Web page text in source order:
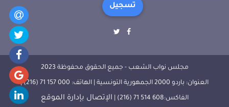
تسجيل
مجلس نواب الشعب - جميع الحقوق محفوظة 2023
العنوان: باردو 2000 الجمهورية التونسية | الهاتف: 000 157 71 (216) |
الفاكس:608 514 71 (216) | الإتصال بإدارة الموقع